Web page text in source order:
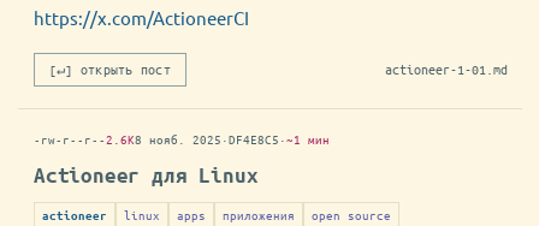
https://x.com/ActioneerCI
[↵] открыть пост actioneer-1-01.md
-rw-r--r--2.6K8 нояб. 2025 ·DF4E8C5 ·~1 мин
Actioneer для Linux
actioneer linux apps приложения open source